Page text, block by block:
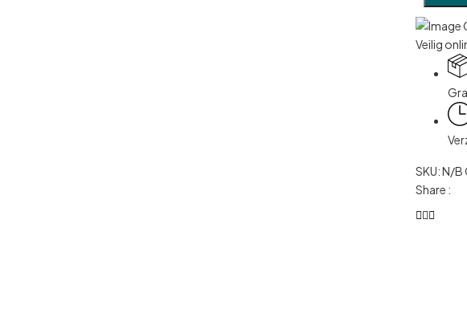
Veilig
SKU:N/B
Share :